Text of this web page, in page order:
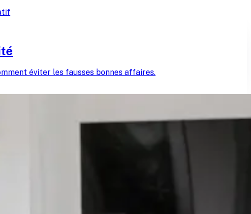
éviter les fausses bonnes affaires.